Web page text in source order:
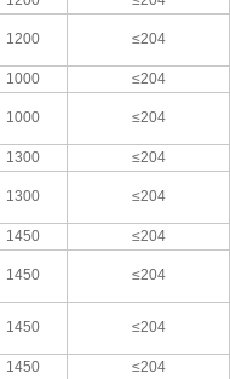
1200 ≤204
1000 ≤204
1000 ≤204
1300 ≤204
1300 ≤204
1450 ≤204
1450 ≤204
1450 ≤204
1450 ≤204